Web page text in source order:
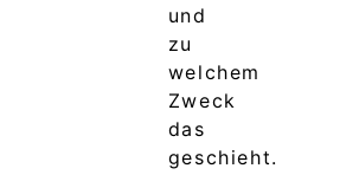
und
zu
welchem
Zweck
das
geschieht.